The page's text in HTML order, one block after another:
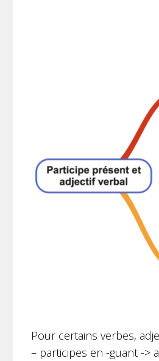
Pour certains verbes,
– participes en -guant ->